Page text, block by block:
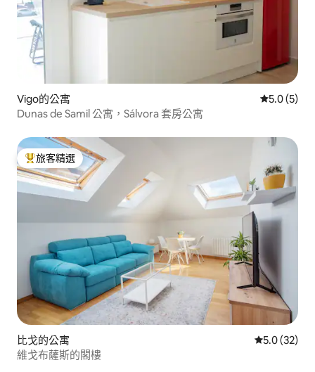
Vigo的公寓 從 5 則評
5.0 (5)
Dunas de Samil 公寓，Sálvora 套房公寓
旅客精選榜首
旅客精選
比戈的公寓 從 32 則評
5.0 (32)
維戈布薩斯的閣樓